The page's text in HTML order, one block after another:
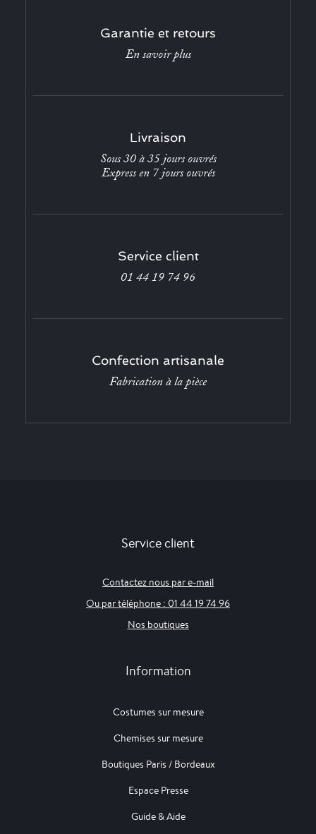
Garantie et retours
En savoir plus
Livraison
Sous 30 à 35 jours ouvrés
Express en 7 jours ouvrés
Service client
01 44 19 74 96
Confection artisanale
Fabrication à la pièce
Service client
Contactez nous par e-mail
Ou par téléphone : 01 44 19 74 96
Nos boutiques
Information
Costumes sur mesure
Chemises sur mesure
Boutiques Paris / Bordeaux
Espace Presse
Guide & Aide